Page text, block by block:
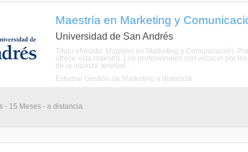
Maestría en Marketing y
Universidad de San Andrés
Título ofrecido: Magíster en Marketing y Comunicación.
ofrece esta maestra. Los profesionales con vocacin por
de la riqueza aportad ...
Estudiar Gestión de Marketing a distancia
- 15 Meses - a distancia